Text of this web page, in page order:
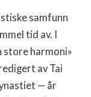
samfunn
tid av. I
store harmoni»
av Tai
— år